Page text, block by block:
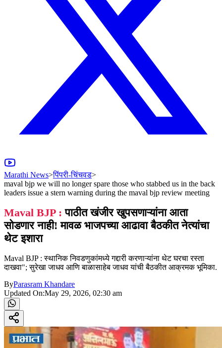
Marathi News>पिंपरी-चिंचवड>
maval bjp we will no longer spare those who stabbed us in the back
leaders issue a stern warning during the maval bjp review meeting
Maval BJP : पाठीत खंजीर खुपसणाऱ्यांना आता
सोडणार नाही! मावळ भाजपच्या आढावा बैठकीत नेत्यांचा
थेट इशारा
Maval BJP : स्थानिक निवडणुकांमध्ये गद्दारी करणाऱ्यांना थेट घरचा रस्ता
दाखवा"; सुरेखा जाधव आणि बाळासाहेब जाधव यांची बैठकीत आक्रमक भूमिका.
ByParasram Khandare
Updated On:May 29, 2026, 02:30 am